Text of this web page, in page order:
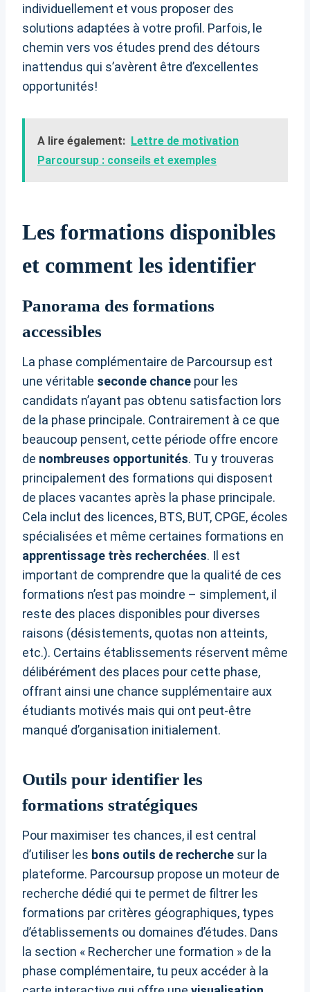
individuellement et vous proposer des
solutions adaptées à votre profil. Parfois, le
chemin vers vos études prend des détours
inattendus qui s’avèrent être d’excellentes
opportunités!
A lire également: Lettre de motivation
Parcoursup : conseils et exemples
Les formations disponibles
et comment les identifier
Panorama des formations
accessibles
La phase complémentaire de Parcoursup est
une véritable seconde chance pour les
candidats n’ayant pas obtenu satisfaction lors
de la phase principale. Contrairement à ce que
beaucoup pensent, cette période offre encore
de nombreuses opportunités. Tu y trouveras
principalement des formations qui disposent
de places vacantes après la phase principale.
Cela inclut des licences, BTS, BUT, CPGE, écoles
spécialisées et même certaines formations en
apprentissage très recherchées. Il est
important de comprendre que la qualité de ces
formations n’est pas moindre – simplement, il
reste des places disponibles pour diverses
raisons (désistements, quotas non atteints,
etc.). Certains établissements réservent même
délibérément des places pour cette phase,
offrant ainsi une chance supplémentaire aux
étudiants motivés mais qui ont peut-être
manqué d’organisation initialement.
Outils pour identifier les
formations stratégiques
Pour maximiser tes chances, il est central
d’utiliser les bons outils de recherche sur la
plateforme. Parcoursup propose un moteur de
recherche dédié qui te permet de filtrer les
formations par critères géographiques, types
d’établissements ou domaines d’études. Dans
la section « Rechercher une formation » de la
phase complémentaire, tu peux accéder à la